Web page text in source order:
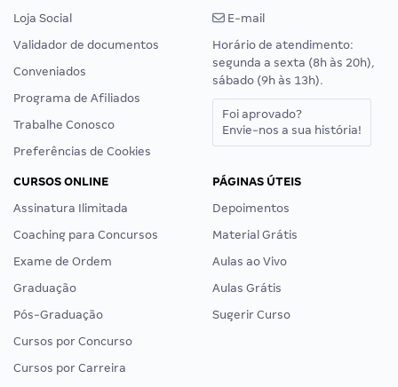
Loja Social
Validador de documentos
Conveniados
Programa de Afiliados
Trabalhe Conosco
Preferências de Cookies
E-mail
Horário de atendimento:
segunda a sexta (8h às 20h),
sábado (9h às 13h).
Foi aprovado?
Envie-nos a sua história!
CURSOS ONLINE
Assinatura Ilimitada
Coaching para Concursos
Exame de Ordem
Graduação
Pós-Graduação
Cursos por Concurso
Cursos por Carreira
PÁGINAS ÚTEIS
Depoimentos
Material Grátis
Aulas ao Vivo
Aulas Grátis
Sugerir Curso